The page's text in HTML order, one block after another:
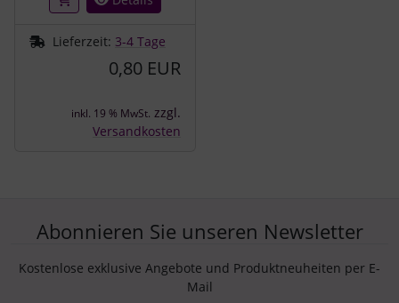
Lieferzeit: 3-4 Tage
0,80 EUR
inkl. 19 % MwSt. zzgl.
Versandkosten
Abonnieren Sie unseren Newsletter
Kostenlose exklusive Angebote und Produktneuheiten per E-
Mail